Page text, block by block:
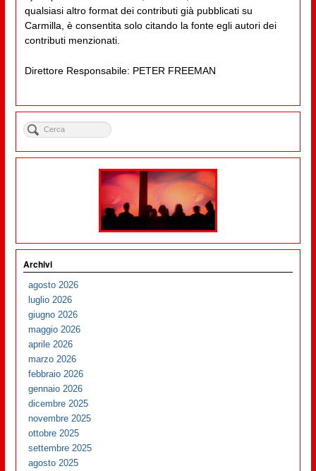
qualsiasi altro format dei contributi già pubblicati su
Carmilla, è consentita solo citando la fonte egli autori dei
contributi menzionati.
Direttore Responsabile: PETER FREEMAN
Archivi
agosto 2026
luglio 2026
giugno 2026
maggio 2026
aprile 2026
marzo 2026
febbraio 2026
gennaio 2026
dicembre 2025
novembre 2025
ottobre 2025
settembre 2025
agosto 2025